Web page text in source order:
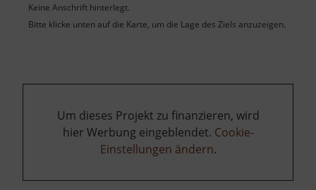
Keine Anschrift hinterlegt.
Bitte klicke unten auf die Karte, um die Lage des Ziels anzuzeigen.
Um dieses Projekt zu finanzieren, wird
hier Werbung eingeblendet. Cookie-
Einstellungen ändern.